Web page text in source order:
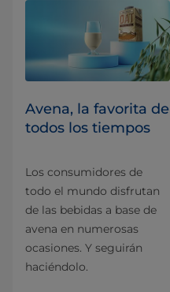
Avena, la favorita de
todos los tiempos
Los consumidores de
todo el mundo disfrutan
de las bebidas a base de
avena en numerosas
ocasiones. Y seguirán
haciéndolo.